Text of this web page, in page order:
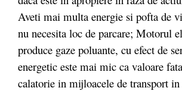
Aveti mai multa energie si pofta de
nu necesita loc de parcare; Motorul
produce gaze poluante, cu efect de
energetic este mai mic ca valoare
calatorie in mijloacele de transport